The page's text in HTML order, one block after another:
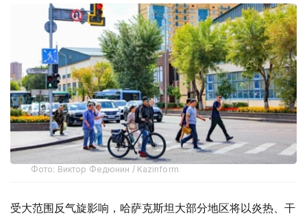
Фото: Виктор Федюнин / Kazinform
受大范围反气旋影响，哈萨克斯坦大部分地区将以炎热、干